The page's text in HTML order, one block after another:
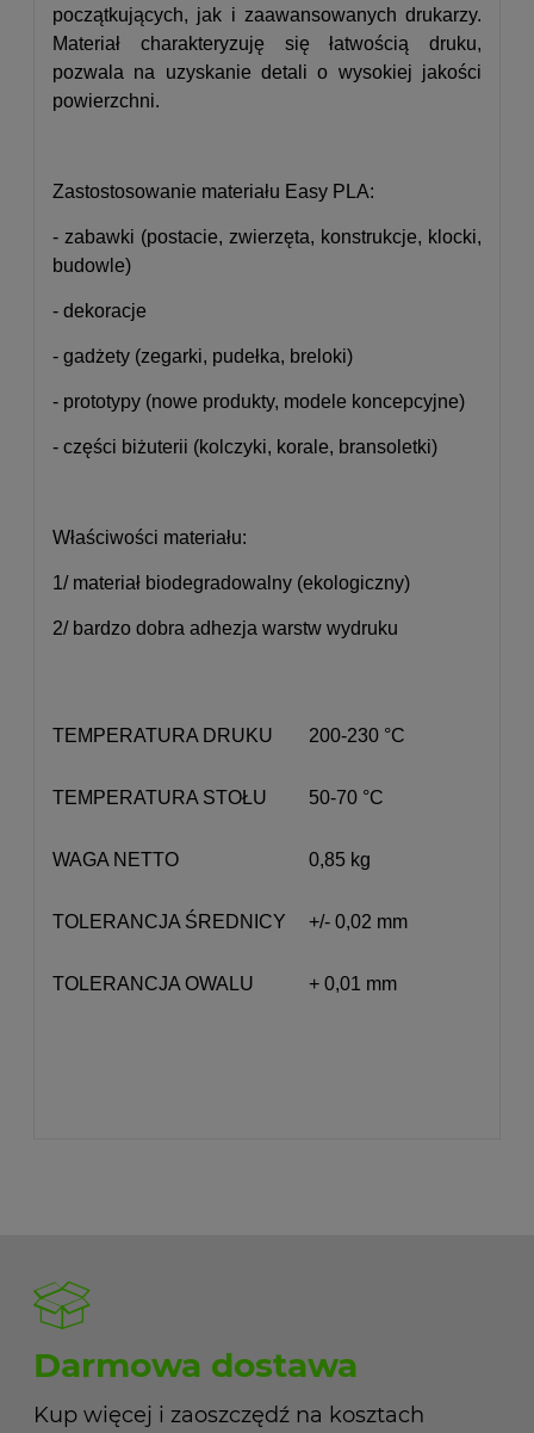
początkujących, jak i zaawansowanych drukarzy.
Materiał charakteryzuję się łatwością druku,
pozwala na uzyskanie detali o wysokiej jakości
powierzchni.
Zastostosowanie materiału Easy PLA:
- zabawki (postacie, zwierzęta, konstrukcje, klocki,
budowle)
- dekoracje
- gadżety (zegarki, pudełka, breloki)
- prototypy (nowe produkty, modele koncepcyjne)
- części biżuterii (kolczyki, korale, bransoletki)
Właściwości materiału:
1/ materiał biodegradowalny (ekologiczny)
2/ bardzo dobra adhezja warstw wydruku
TEMPERATURA DRUKU 200-230 °C
TEMPERATURA STOŁU 50-70 °C
WAGA NETTO 0,85 kg
TOLERANCJA ŚREDNICY +/- 0,02 mm
TOLERANCJA OWALU + 0,01 mm
Darmowa dostawa
Kup więcej i zaoszczędź na kosztach